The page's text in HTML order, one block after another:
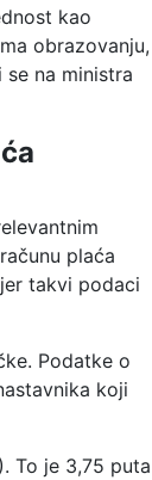
kao
obrazovanju,
na ministra
plaća
takvi podaci
Podatke o
koji
). To je 3,75 puta